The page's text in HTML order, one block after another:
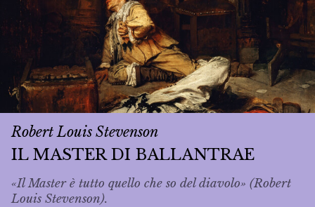
Robert Louis Stevenson
IL MASTER DI BALLANTRAE
«Il Master è tutto quello che so del diavolo» (Robert
Louis Stevenson).